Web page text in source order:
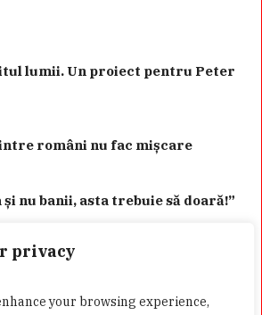
privacy
your browsing experience,
lumii. Un proiect pentru Peter
români nu fac mișcare
și nu banii, asta trebuie să doară!”